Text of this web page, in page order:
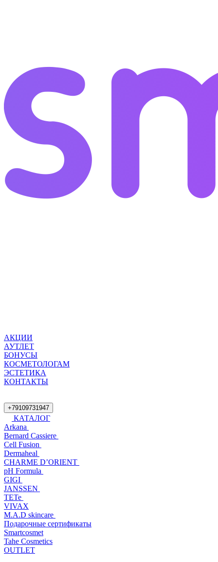
АКЦИИ
АУТЛЕТ
БОНУСЫ
КОСМЕТОЛОГАМ
ЭСТЕТИКА
КОНТАКТЫ
+79109731947
КАТАЛОГ
Arkana
Bernard Cassiere
Cell Fusion
Dermaheal
CHARME D’ORIENT
pH Formula
GIGI
JANSSEN
TETe
VIVAX
M.A.D skincare
Подарочные сертификаты
Smartcosmet
Tahe Cosmetics
OUTLET